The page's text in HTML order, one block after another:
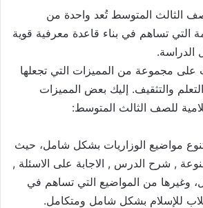
الثالث المتوسط تُعد واحدة من
التي تساهم في بناء قاعدة معرفية قوية
على مجموعة من المميزات التي تجعلها
والتثقيف. إليك بعض المميزات
للصف الثالث المتوسط:
مواضيع الوزاريات بشكل شامل، حيث
, شرح الدرس , الاجابة على الاسئلة ,
وغيرها من المواضيع التي تساهم في
للإسلام بشكل شامل ومتكامل.